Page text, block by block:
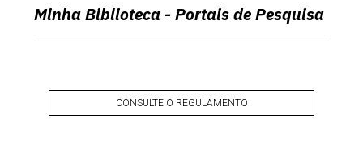
Minha Biblioteca - Portais de Pesquisa
CONSULTE O REGULAMENTO